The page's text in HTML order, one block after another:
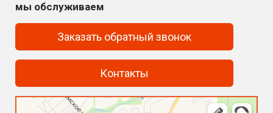
мы обслуживаем
Заказать обратный звонок
Контакты